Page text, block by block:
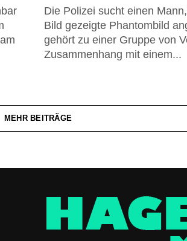
Die Polizei sucht einen
Bild gezeigte Phantombild
gehört zu einer Gruppe von
Zusammenhang mit einem...
MEHR BEITRÄGE